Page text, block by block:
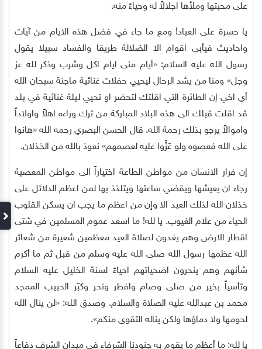
على محبتها وملأها اجلالاً له وحياءً منه.
يا حسرة على العباد! ومع ما جاء في فضل هذه الايام من آيات
واحاديث فيأبى اقوام الا الضلالة طريقا والفساد سبيلا يقول
رسول الله عليه السلام: «أيام منى ايام اكل وشرب وذكر لله عز
وجل» ومنا من يشد الرحال ليحيي حفلات غنائية ماجنة سبحان الله
أي اخي إن الطائرة التي اقلتك لتحضر او تحيي ليلة غنائية في بلد
قد اقلت قبلك الى هذه البلاد المباركة من ترك وراءه اهلاً واولاداً
واموالاً يرجو بذلك رحمة الله. قال الحسن البصري رحمه الله «هانوا
على الله فعصوه ولو عَزَّوا عليه لعصمهم» نعوذ بالله من الخذلان.
إن فرار الانسان من مواطن الطاعة اختياراً الى مواطن المعصية
رجاء ان يعيشها ويقضي ساعتها ويتلذذ بها لمن اعظم الدلائل على
خذلان الله لذلك العبد الا وإن من اعظم ما يجب ان يسكن القلوب
الحياء من علام الغيوب. يا لله! ما اسعد عموم المسلمين في شتى
اقطار الارض وهم يغدون لصلاة العيد معظمين شعيرة من شعائر
الله عظمها رسول الله صلى الله عليه وسلم من قبل ثم ما أكرم
شأنهم وهم ينحرون اضحياتهم احياءً لسنة الخليل عليه السلام
وتأسياً بخير من صلى وصام وافطر ونحر وكبّر الحبيب الممجد
محمد بن عبدالله عليه الصلاة والسلام. وصدق الله: «لن ينال الله
لحومها ولا دماؤها ولكن يناله التقوى منكم».
يا لله: ما أعظم ما يقوم به جنودنا الشرفاء في ميدان الشرف دفاعاً